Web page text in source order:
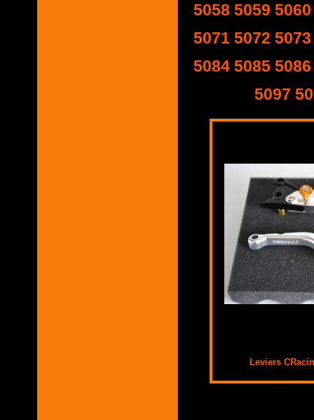
5058 5059 5060
5071 5072 5073
5084 5085 5086
5097
Leviers